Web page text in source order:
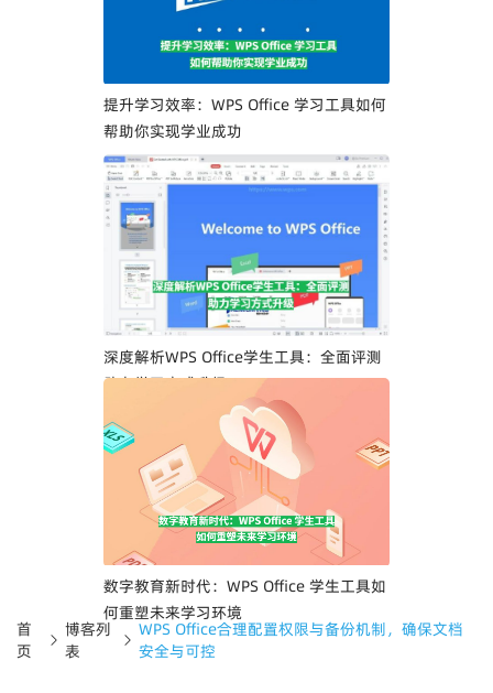
提升学习效率：WPS Office 学习工具如何
帮助你实现学业成功
深度解析WPS Office学生工具：全面评测
助力学习方式升级
数字教育新时代：WPS Office 学生工具如
何重塑未来学习环境
首
页
博客列
表
WPS Office合理配置权限与备份机制，确保文档
安全与可控